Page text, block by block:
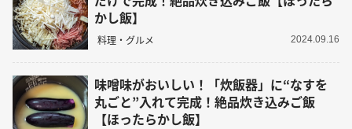
かし飯】
料理・グルメ 2024.09.16
味噌味がおいしい！「炊飯器」に“なすを
丸ごと”入れて完成！絶品炊き込みご飯
【ほったらかし飯】